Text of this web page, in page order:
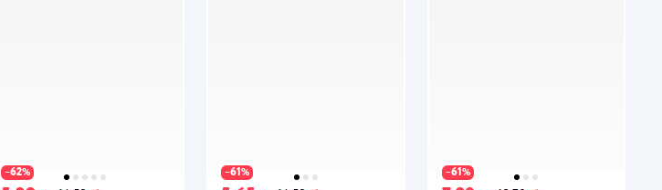
−62% −61% −61%